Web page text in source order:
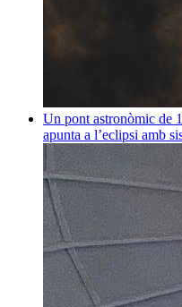
Un pont astronòmic de
apunta a l’eclipsi amb